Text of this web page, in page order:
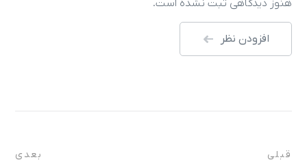
هنوز دیدگاهی ثبت نشده است.
افزودن نظر
قبلی بعدی